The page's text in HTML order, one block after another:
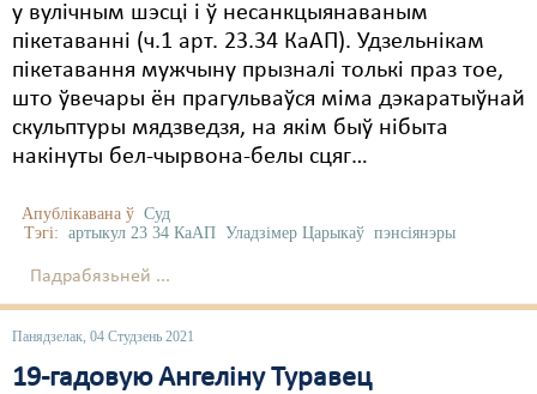
у вулічным шэсці і ў несанкцыянаваным
пікетаванні (ч.1 арт. 23.34 КаАП). Удзельнікам
пікетавання мужчыну прызналі толькі праз тое,
што ўвечары ён прагульваўся міма дэкаратыўнай
скульптуры мядзведзя, на якім быў нібыта
накінуты бел-чырвона-белы сцяг…
Апублікавана ў Суд
Тэгі: артыкул 23 34 КаАП Уладзімер Царыкаў пэнсіянэры
Падрабязьней ...
Панядзелак, 04 Студзень 2021
19-гадовую Ангеліну Туравец